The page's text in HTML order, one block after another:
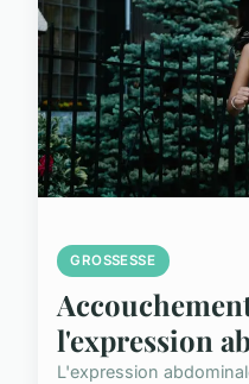
GROSSESSE
l'expression
L'expression